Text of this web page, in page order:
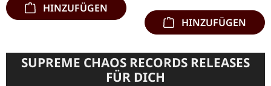
HINZUFÜGEN
HINZUFÜGEN
SUPREME CHAOS RECORDS RELEASES
FÜR DICH